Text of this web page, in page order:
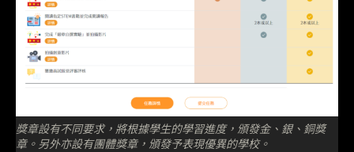
獎章設有不同要求，將根據學生的學習進度，頒發金、銀、銅獎
章。另外亦設有團體獎章，頒發予表現優異的學校。